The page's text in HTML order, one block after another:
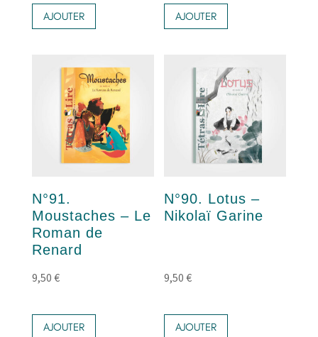
AJOUTER AJOUTER
N°91.
Moustaches – Le
Roman de
Renard
9,50 €
AJOUTER
N°90. Lotus –
Nikolaï Garine
9,50€
AJOUTER